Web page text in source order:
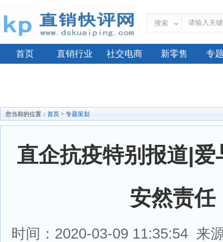
搜索
首页 直销行业 社交电商 新零售 专
您当前的位置： 首页 > 专题策划
直企抗疫特别报道|爱
安然责任
时间：2020-03-09 11:35:54 来